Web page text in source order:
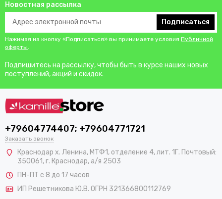
Новостная рассылка
Подписаться
Нажимая на кнопку «Подписаться» вы принимаете условия Публичной
оферты.
Подпишитесь на рассылку, чтобы быть в курсе наших новых
поступлений, акций и скидок.
+79604774407; +79604771721
Заказать звонок
Краснодар х. Ленина, МТФ1, отделение 4, лит. 1Г. Почтовый:
350061, г. Краснодар, а/я 2503
ПН-ПТ с 8 до 17 часов
ИП Решетникова Ю.В. ОГРН 321366800112769